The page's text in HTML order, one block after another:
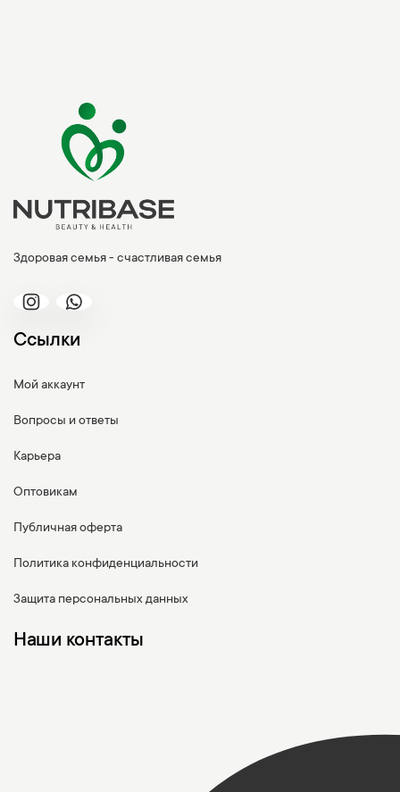
Здоровая семья - счастливая семья
Ссылки
Мой аккаунт
Вопросы и ответы
Карьера
Оптовикам
Публичная оферта
Политика конфиденциальности
Защита персональных данных
Наши контакты